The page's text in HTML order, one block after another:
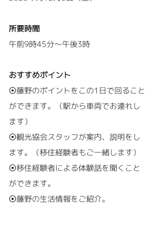
所要時間
午前9時45分～午後3時
おすすめポイント
⦿藤野のポイントをこの1日で回ること
ができます。（駅から車両でお連れし
ます）
⦿観光協会スタッフが案内、説明をし
ます。（移住経験者もご一緒します）
⦿移住経験者による体験話を聞くこと
ができます。
⦿藤野の生活情報をご紹介。